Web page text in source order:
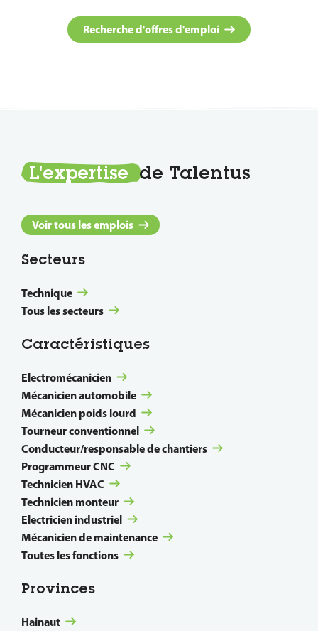
Recherche d'offres d'emploi
L'expertise de Talentus
Voir tous les emplois
Secteurs
Technique
Tous les secteurs
Caractéristiques
Electromécanicien
Mécanicien automobile
Mécanicien poids lourd
Tourneur conventionnel
Conducteur/responsable de chantiers
Programmeur CNC
Technicien HVAC
Technicien monteur
Electricien industriel
Mécanicien de maintenance
Toutes les fonctions
Provinces
Hainaut